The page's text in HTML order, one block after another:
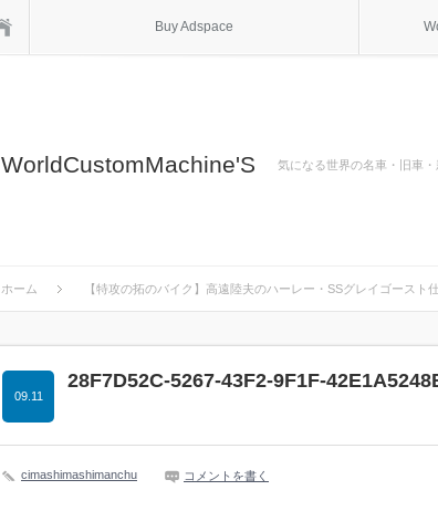
Buy Adspace
WorldCustomMachine'S 気になる世界の名車・旧車
ホーム 【特攻の拓のバイク】高遠陸夫のハーレー・SSグレイゴースト
28F7D52C-5267-43F2-9F1F-
09.11
cimashimashimanchu コメントを書く